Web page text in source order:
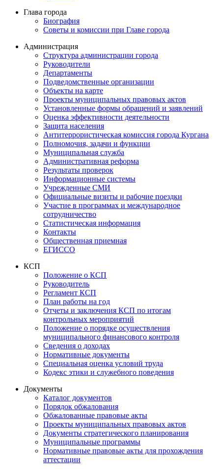
Глава города
Биография
Советы и комиссии при Главе города
Администрация
Структура администрации города
Руководители
Департаменты
Подведомственные организации
Объекты на карте
Проекты муниципальных правовых актов
Установленные формы обращений и заявлений
Оценка эффективности деятельности
Защита населения
Антитеррористическая комиссия города Кургана
Полномочия, задачи и функции
Муниципальная служба
Административная реформа
Результаты проверок
Информационные системы
Учрежденные СМИ
Официальные визиты и рабочие поездки
Участие в программах и международное
сотрудничество
Статистическая информация
Контакты
Общественная приемная
ЕГИССО
КСП
Положение о КСП
Руководитель
Регламент КСП
План работы на год
Отчеты и заключения КСП по итогам
контрольных мероприятий
Положение о порядке осуществления
муниципального финансового контроля
Сведения о доходах
Нормативные документы
Специальная оценка условий труда
Кодекс этики и служебного поведения
Документы
Каталог документов
Порядок обжалования
Обжалованные правовые акты
Проекты муниципальных правовых актов
Документы стратегического планирования
Муниципальные программы
Нормативные правовые акты для прохождения
аттестации